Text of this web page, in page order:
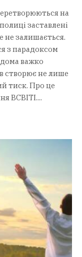
на
заставлені
не залишається.
з парадоксом
важко
створює не лише
тиск. Про це
ВСВІТІ....